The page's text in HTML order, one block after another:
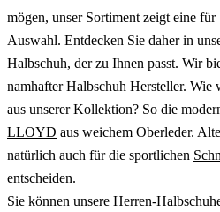
mögen, unser Sortiment zeigt eine für
Auswahl. Entdecken Sie daher in
Halbschuh, der zu Ihnen passt. Wir
namhafter Halbschuh Hersteller. Wie
aus unserer Kollektion? So die
LLOYD aus weichem Oberleder.
natürlich auch für die sportlichen
entscheiden.
Sie können unsere Herren-